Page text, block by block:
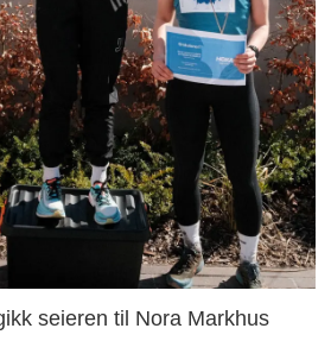
seieren til Nora Markhus